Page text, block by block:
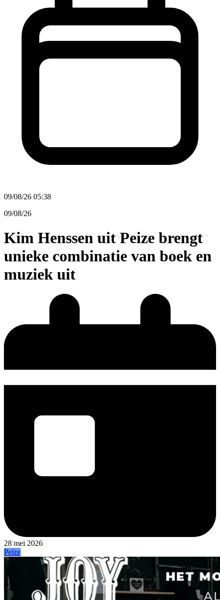
09/08/26 05:38
09/08/26
Kim Henssen uit Peize brengt
unieke combinatie van boek en
muziek uit
28 mei 2026
Peize